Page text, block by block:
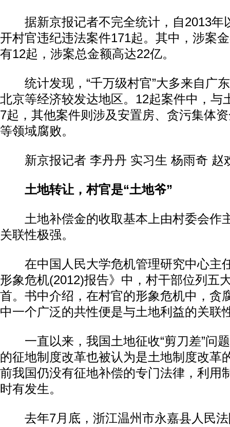
据新京报记者不完全统计，自2013年
开村官违纪违法案件171起。其中，涉案
有12起，涉案总金额高达22亿。
统计发现，“千万级村官”大多来自广
北京等经济较发达地区。12起案件中，与
7起，其他案件则涉及安置房、贪污集体
等领域腐败。
新京报记者 李丹丹 实习生 杨雨奇 赵
土地转让，村官是“土地爷”
土地补偿金的收取基本上由村委会作
关联性极强。
在中国人民大学危机管理研究中心主
形象危机(2012)报告》中，村干部位列五
首。书中介绍，在村官的形象危机中，贪
中一个广泛的共性便是与土地利益的关联
一直以来，我国土地征收“剪刀差”问
的征地制度改革也被认为是土地制度改革
前我国仍没有征地补偿的专门法律，利用
时有发生。
去年7月底，浙江温州市永嘉县人民法